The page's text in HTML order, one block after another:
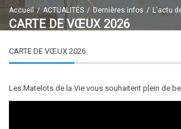
Accueil ACTUALITÉS Dernières infos L'actu
CARTE DE VŒUX 2026
CARTE DE VŒUX 2026
Les Matelots de la Vie vous souhaitent plein de